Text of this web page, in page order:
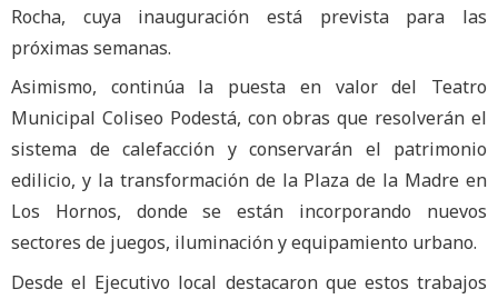
Rocha, cuya inauguración está prevista para las
próximas semanas.
Asimismo, continúa la puesta en valor del Teatro
Municipal Coliseo Podestá, con obras que resolverán el
sistema de calefacción y conservarán el patrimonio
edilicio, y la transformación de la Plaza de la Madre en
Los Hornos, donde se están incorporando nuevos
sectores de juegos, iluminación y equipamiento urbano.
Desde el Ejecutivo local destacaron que estos trabajos